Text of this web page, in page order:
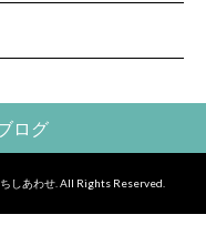
ログ
しあわせ. All Rights Reserved.